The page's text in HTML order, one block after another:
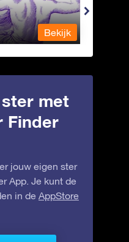
Bekijk
met
Finder
jouw eigen ster
App. Je kunt de
in de AppStore